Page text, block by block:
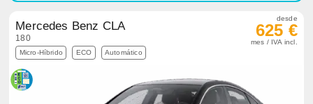
Mercedes Benz CLA
180
Micro-Híbrido ECO Automático
desde
625 €
mes / IVA incl.